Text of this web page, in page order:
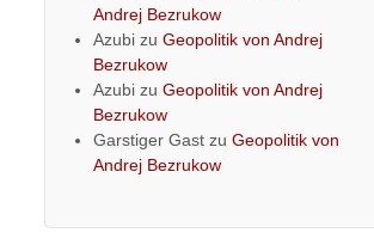
Andrej Bezrukow
Azubi zuGeopolitik von Andrej
Bezrukow
Azubi zuGeopolitik von Andrej
Bezrukow
Garstiger Gast zuGeopolitik von
Andrej Bezrukow